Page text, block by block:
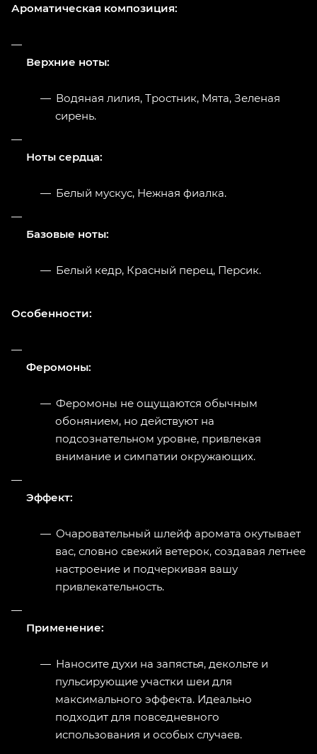
Ароматическая композиция:
Верхние ноты:
Водяная лилия, Тростник, Мята, Зеленая
сирень.
Ноты сердца:
Белый мускус, Нежная фиалка.
Базовые ноты:
Белый кедр, Красный перец, Персик.
Особенности:
Феромоны:
Феромоны не ощущаются обычным
обонянием, но действуют на
подсознательном уровне, привлекая
внимание и симпатии окружающих.
Эффект:
Очаровательный шлейф аромата окутывает
вас, словно свежий ветерок, создавая летнее
настроение и подчеркивая вашу
привлекательность.
Применение:
Наносите духи на запястья, декольте и
пульсирующие участки шеи для
максимального эффекта. Идеально
подходит для повседневного
использования и особых случаев.